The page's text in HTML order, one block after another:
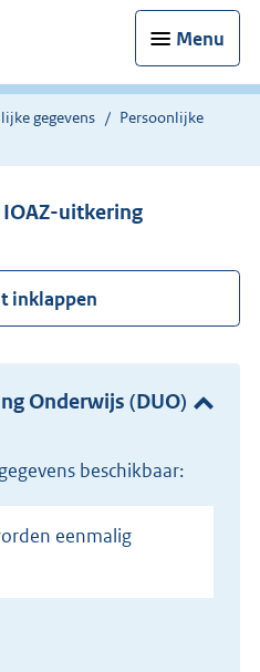
Menu
gegevens
Persoonlijke
uitkering
inklappen
Onderwijs (DUO)
beschikbaar: